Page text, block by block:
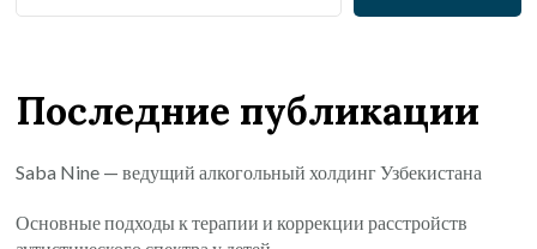
Последние публикации
Saba Nine — ведущий алкогольный холдинг Узбекистана
Основные подходы к терапии и коррекции расстройств